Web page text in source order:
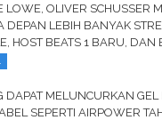
LOWE, OLIVER SCHUSSER
DEPAN LEBIH BANYAK
HOST BEATS 1 BARU, DAN
DAPAT MELUNCURKAN GEL
SEPERTI AIRPOWER